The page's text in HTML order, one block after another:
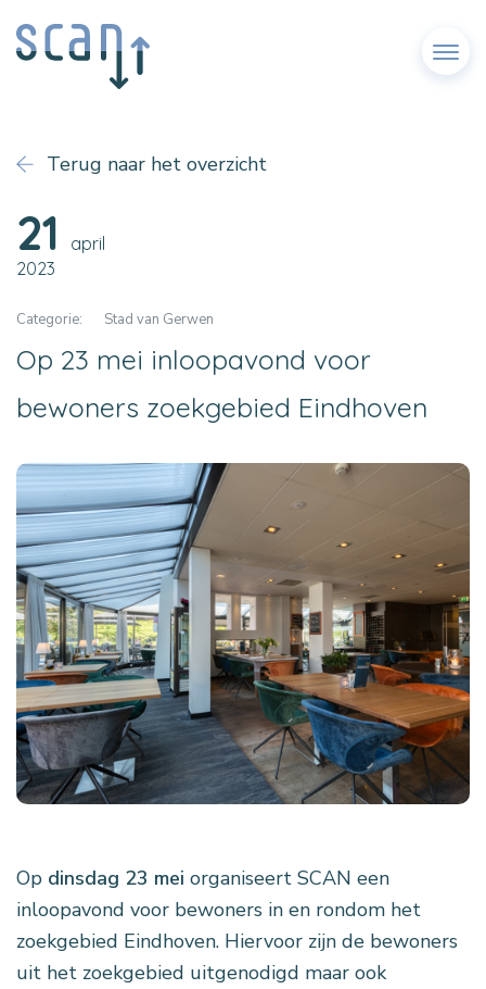
Menu
Terug naar het overzicht
21
april
2023
Categorie: Stad van Gerwen
Op 23 mei inloopavond voor
bewoners zoekgebied Eindhoven
Op dinsdag 23 mei organiseert SCAN een
inloopavond voor bewoners in en rondom het
zoekgebied Eindhoven. Hiervoor zijn de bewoners
uit het zoekgebied uitgenodigd maar ook